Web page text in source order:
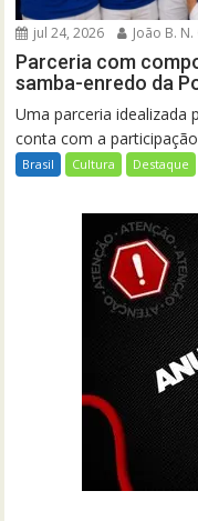
jul 24, 2026 João B.
Parceria com
samba-enredo da
Uma parceria idealizada
conta com a
Brasil Cultura Destaque